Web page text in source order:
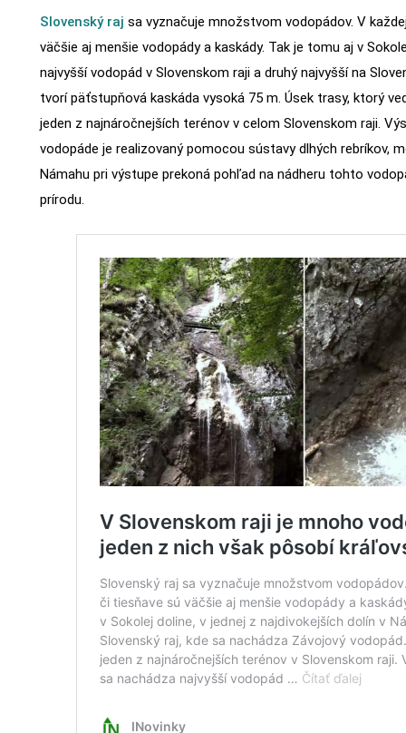
Slovenský raj sa vyznačuje množstvom vodopádov. V
väčšie aj menšie vodopády a kaskády. Tak je tomu aj v
najvyšší vodopád v Slovenskom raji a druhý najvyšší na
tvorí päťstupňová kaskáda vysoká 75 m. Úsek trasy, ktorý
jeden z najnáročnejších terénov v celom Slovenskom raji.
vodopáde je realizovaný pomocou sústavy dlhých rebríkov,
Námahu pri výstupe prekoná pohľad na nádheru tohto
prírodu.